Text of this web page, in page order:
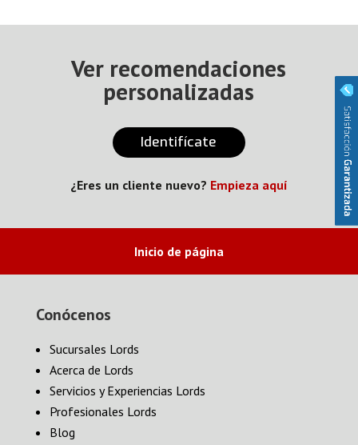
Ver recomendaciones
personalizadas
Identifícate
¿Eres un cliente nuevo? Empieza aquí
Inicio de página
Conócenos
Sucursales Lords
Acerca de Lords
Servicios y Experiencias Lords
Profesionales Lords
Blog